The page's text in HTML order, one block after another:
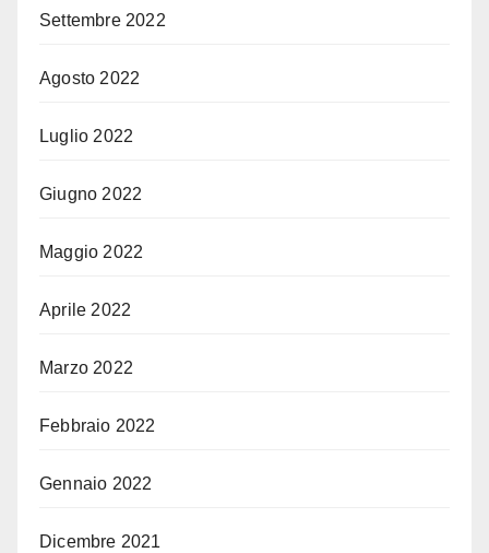
Settembre 2022
Agosto 2022
Luglio 2022
Giugno 2022
Maggio 2022
Aprile 2022
Marzo 2022
Febbraio 2022
Gennaio 2022
Dicembre 2021